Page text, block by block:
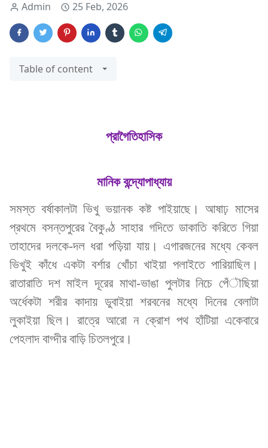
Admin 25 Feb, 2026
Table of content
প্রাগৈতিহাসিক
মানিক বন্দ্যোপাধ্যায়
সমস্ত বর্ষাকালটা ভিখু ভয়ানক কষ্ট পাইয়াছে। আষাঢ় মাসের
প্রথমে বসন্তপুরের বৈকুণ্ঠ সাহার গদিতে ডাকাতি করিতে গিয়া
তাহাদের দলকে-দল ধরা পড়িয়া যায়। এগারজনের মধ্যে কেবল
ভিখুই কাঁধে একটা বর্শার খোঁচা খাইয়া পলাইতে পারিয়াছিল।
রাতারাতি দশ মাইল দূরের মাথা-ভাঙা পুলটার নিচে পেঁৗছিয়া
অর্ধেকটা শরীর কাদায় ডুবাইয়া শরবনের মধ্যে দিনের বেলাটা
লুকাইয়া ছিল। রাত্রে আরো ন ক্রোশ পথ হাঁটিয়া একেবারে
পেহলাদ বাগ্দীর বাড়ি চিতলপুরে।